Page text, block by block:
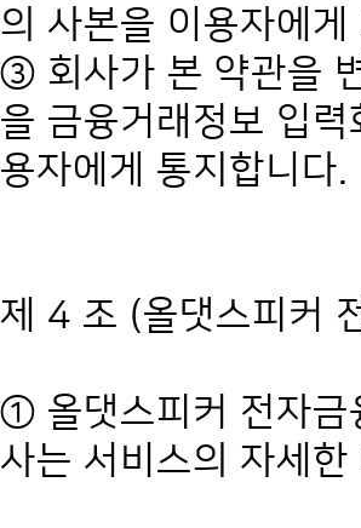
의 사본을 이용자에
③ 회사가 본 약관을
을 금융거래정보 입
용자에게 통지합니다.
제 4 조 (올댓스피커
① 올댓스피커 전자금
사는 서비스의 자세